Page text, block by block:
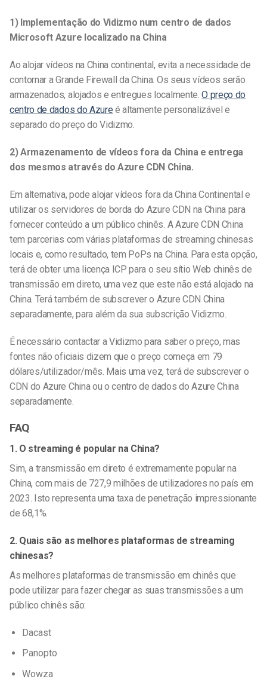
1) Implementação do Vidizmo num centro de dados
Microsoft Azure localizado na China
Ao alojar vídeos na China continental, evita a necessidade de
contornar a Grande Firewall da China. Os seus vídeos serão
armazenados, alojados e entregues localmente.O preço do
centro de dados do Azure é altamente personalizável e
separado do preço do Vidizmo.
2) Armazenamento de vídeos fora da China e entrega
dos mesmos através do Azure CDN China.
Em alternativa, pode alojar vídeos fora da China Continental e
utilizar os servidores de borda do Azure CDN na China para
fornecer conteúdo a um público chinês. A Azure CDN China
tem parcerias com várias plataformas de streaming chinesas
locais e, como resultado, tem PoPs na China. Para esta opção,
terá de obter uma licença ICP para o seu sítio Web chinês de
transmissão em direto, uma vez que este não está alojado na
China. Terá também de subscrever o Azure CDN China
separadamente, para além da sua subscrição Vidizmo.
É necessário contactar a Vidizmo para saber o preço, mas
fontes não oficiais dizem que o preço começa em 79
dólares/utilizador/mês. Mais uma vez, terá de subscrever o
CDN do Azure China ou o centro de dados do Azure China
separadamente.
FAQ
1. O streaming é popular na China?
Sim, a transmissão em direto é extremamente popular na
China, com mais de 727,9 milhões de utilizadores no país em
2023. Isto representa uma taxa de penetração impressionante
de 68,1%.
2. Quais são as melhores plataformas de streaming
chinesas?
As melhores plataformas de transmissão em chinês que
pode utilizar para fazer chegar as suas transmissões a um
público chinês são:
Dacast
Panopto
Wowza